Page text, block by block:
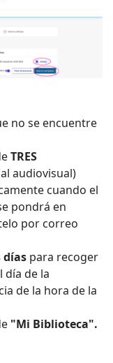
no se encuentre
TRES
audiovisual)
cuando el
pondrá en
por correo
días para recoger
día de la
de la hora de la
"Mi Biblioteca".